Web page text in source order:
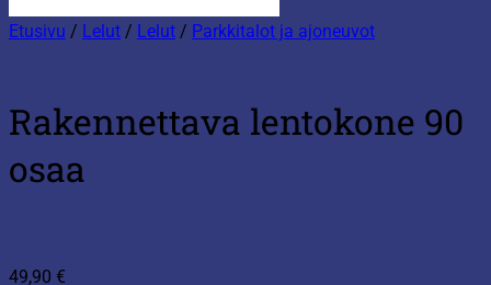
Etusivu / Lelut / Lelut / Parkkitalot ja ajoneuvot
Rakennettava lentokone 90
osaa
49,90 €